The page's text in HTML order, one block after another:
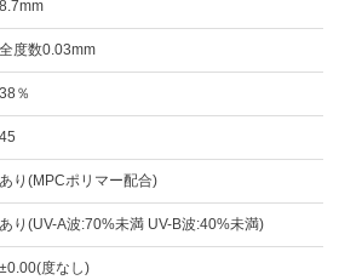
8.7mm
全度数0.03mm
38％
45
あり(MPCポリマー配合)
あり(UV-A波:70%未満 UV-B波:40%未満)
±0.00(度なし)